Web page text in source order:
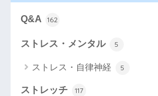
Q&A 162
ストレス・メンタル 5
ストレス・自律神経 5
ストレッチ 117